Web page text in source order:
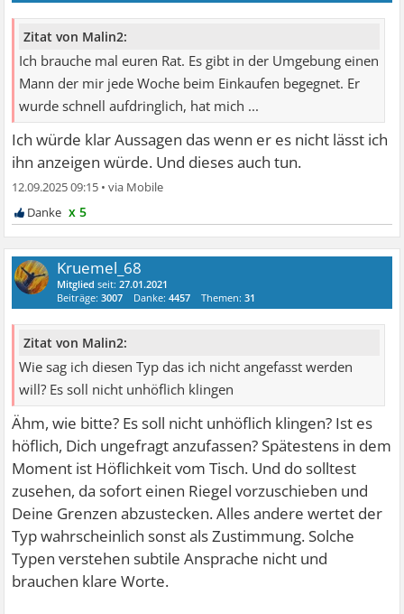
Zitat von Malin2:
Ich brauche mal euren Rat. Es gibt in der Umgebung einen
Mann der mir jede Woche beim Einkaufen begegnet. Er
wurde schnell aufdringlich, hat mich ...
Ich würde klar Aussagen das wenn er es nicht lässt ich
ihn anzeigen würde. Und dieses auch tun.
12.09.2025 09:15 •
x 5
Kruemel_68
Mitglied seit:27.01.2021
Beiträge:3007 Danke:4457 Themen:31
Zitat von Malin2:
Wie sag ich diesen Typ das ich nicht angefasst werden
will? Es soll nicht unhöflich klingen
Ähm, wie bitte? Es soll nicht unhöflich klingen? Ist es
höflich, Dich ungefragt anzufassen? Spätestens in dem
Moment ist Höflichkeit vom Tisch. Und do solltest
zusehen, da sofort einen Riegel vorzuschieben und
Deine Grenzen abzustecken. Alles andere wertet der
Typ wahrscheinlich sonst als Zustimmung. Solche
Typen verstehen subtile Ansprache nicht und
brauchen klare Worte.